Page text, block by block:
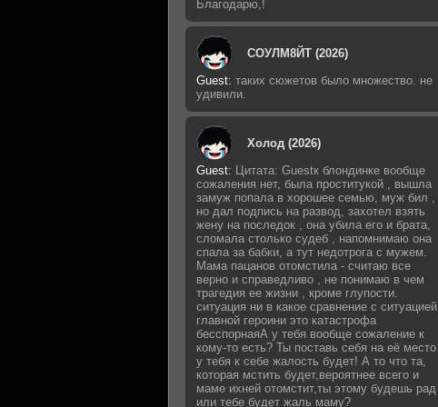
Благодарю,!
СОУЛМ8ЙТ (2026)
Guest: таких сюжетов было множество. не
удивили.
Холод (2026)
Guest: Цитата: Guestк блондинке вообще
сожаления нет, была проститукой , вышла
замуж попала в хорошее семью, муж бил ,
но дал подпись на развод, захотел взять
жену на последок , она убила его и брата,
сломала столько судеб , напомнимаю она
спала за бабки, а тут недотрога с мужем.
Мама пацанов отомстила - считаю все
верно и справедливо , не понимаю в чем
трагедия ее жизни , кроме глупости.
ситуация ни в какое сравнение с ситуацией
главной героини это катастрофа
бесспорнаяА у тебя вообще сожаление к
кому-то есть? Ты поставь себя на её место
у тебя к себе жалость будет! А то что та,
которая мстить будет,вероятнее всего и
маме ихней отомстит,ты этому будешь рад
или тебе будет жаль маму?